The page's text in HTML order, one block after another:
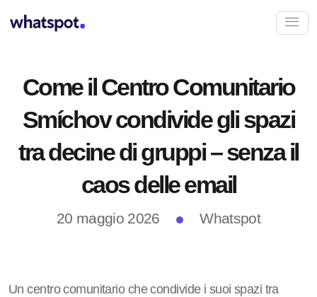
Come il Centro Comunitario
Smíchov condivide gli spazi
tra decine di gruppi – senza il
caos delle email
20 maggio 2026 Whatspot
Un centro comunitario che condivide i suoi spazi tra